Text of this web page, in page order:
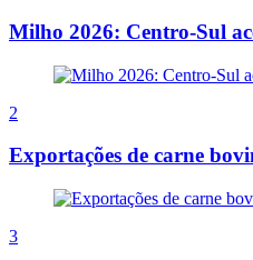
Milho 2026: Centro-Sul
2
Exportações de carne
3